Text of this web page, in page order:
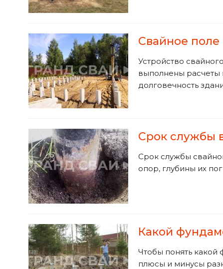
Свайное поле
Устройство
выполнены расчеты
долговечность
Срок службы
Срок службы
опор, глубины их
Какой
Чтобы понять какой
плюсы и минусы